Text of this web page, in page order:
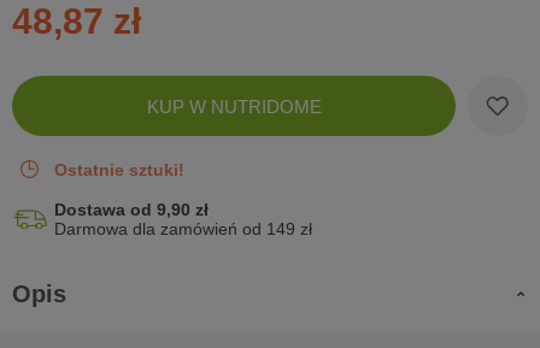
48,87 zł
Zobacz
koszyk
KUP W NUTRIDOME
Ostatnie sztuki!
Dostawa od 9,90 zł
Darmowa dla zamówień od 149 zł
Opis